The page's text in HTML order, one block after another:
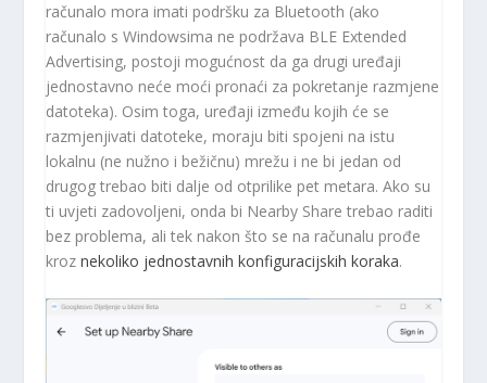
računalo mora imati podršku za Bluetooth (ako
računalo s Windowsima ne podržava BLE Extended
Advertising, postoji mogućnost da ga drugi uređaji
jednostavno neće moći pronaći za pokretanje razmjene
datoteka). Osim toga, uređaji između kojih će se
razmjenjivati ​​datoteke, moraju biti spojeni na istu
lokalnu (ne nužno i bežičnu) mrežu i ne bi jedan od
drugog trebao biti dalje od otprilike pet metara. Ako su
ti uvjeti zadovoljeni, onda bi Nearby Share trebao raditi
bez problema, ali tek nakon što se na računalu prođe
kroznekoliko jednostavnih konfiguracijskih koraka.